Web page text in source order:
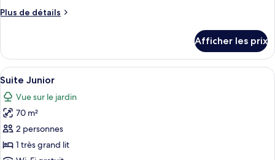
chambre :
Plus de détails
Plus
Chambre
familiale
Afficher les prix
Afficher
toutes
les
photos
pour
ce
Une chambre d’hôtel avec un
4
Suite Junior
Vue sur le jardin
70 m²
2 personnes
1 très grand lit